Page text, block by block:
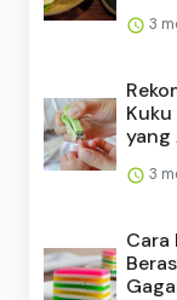
3
yang
3
Cara